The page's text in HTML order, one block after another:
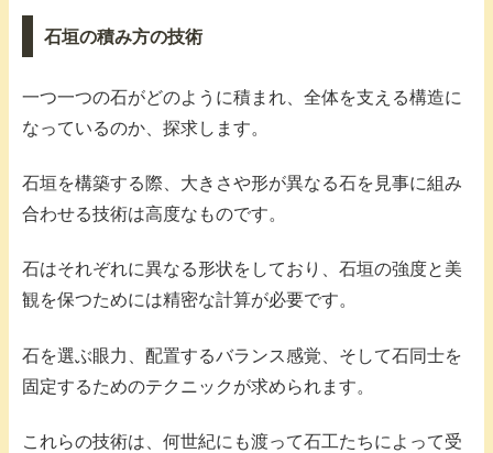
石垣の積み方の技術
一つ一つの石がどのように積まれ、全体を支える構造に
なっているのか、探求します。
石垣を構築する際、大きさや形が異なる石を見事に組み
合わせる技術は高度なものです。
石はそれぞれに異なる形状をしており、石垣の強度と美
観を保つためには精密な計算が必要です。
石を選ぶ眼力、配置するバランス感覚、そして石同士を
固定するためのテクニックが求められます。
これらの技術は、何世紀にも渡って石工たちによって受